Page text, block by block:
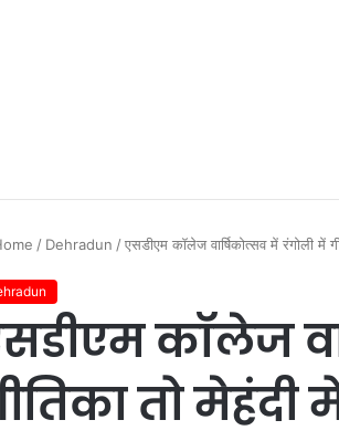
/ Dehradun /एसडीएम कॉलेज वार्षिकोत्सव में रंगोली में
कॉलेज
तो मेहंदी